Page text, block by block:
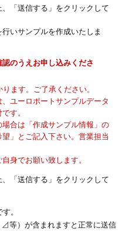
「送信する」をクリックして
いサンプルを作成いたしま
のうえお申し込みくださ
ます。ご了承ください。
ユーロポートサンプルデータ
す。
合は「作成サンプル情報」の
」とご記入下さい。営業担当
身でお願い致します。
「送信する」をクリックして
。
等）が含まれますと正常に送信